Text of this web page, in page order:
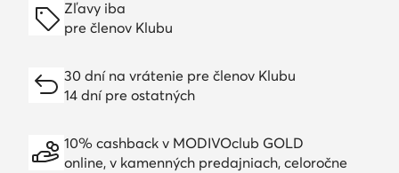
Zľavy iba
pre členov Klubu
30 dní na vrátenie pre členov Klubu
14 dní pre ostatných
10% cashback v MODIVOclub GOLD
online, v kamenných predajniach, celoročne